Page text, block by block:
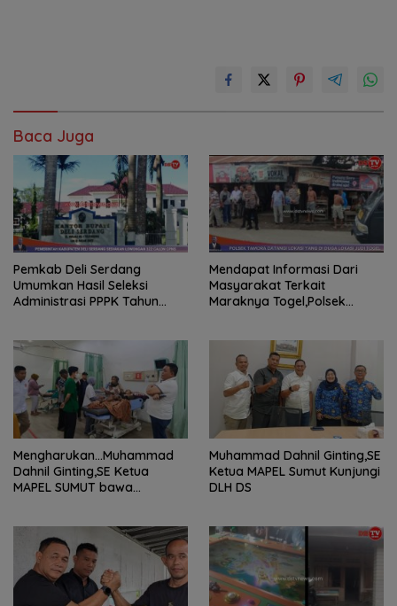
Baca Juga
Pemkab Deli Serdang
Umumkan Hasil Seleksi
Administrasi PPPK Tahun
Mendapat Informasi Dari
Masyarakat Terkait
Maraknya Togel,Polsek
Mengharukan…Muhammad
Dahnil Ginting,SE Ketua
MAPEL SUMUT bawa
Muhammad Dahnil Ginting,SE
Ketua MAPEL Sumut Kunjungi
DLH DS